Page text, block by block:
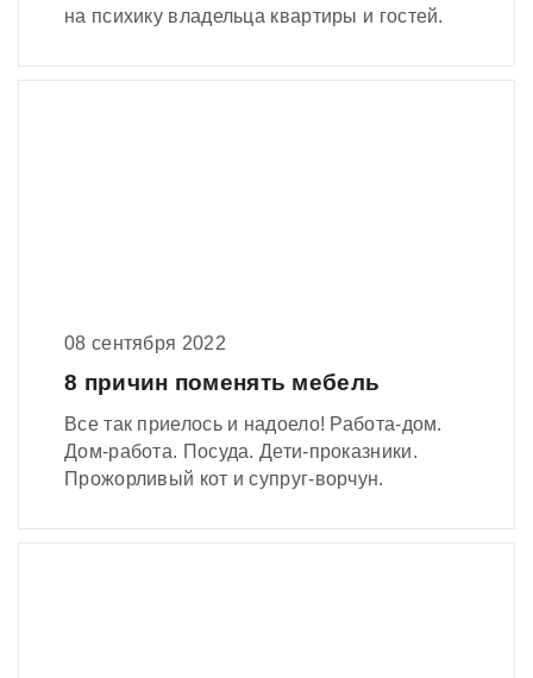
на психику владельца квартиры и гостей.
08 сентября 2022
8 причин поменять мебель
Все так приелось и надоело! Работа-дом.
Дом-работа. Посуда. Дети-проказники.
Прожорливый кот и супруг-ворчун.